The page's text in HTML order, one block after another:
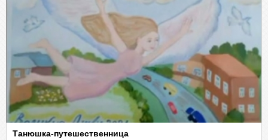
Танюшка-путешественница